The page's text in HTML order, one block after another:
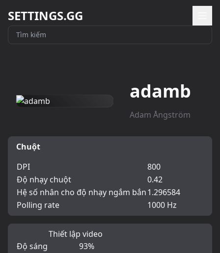
SETTINGS.GG
adamb
Adam Ångström
Chuột
DPI
800
Độ nhạy chuột
0.42
Hệ số nhân cho độ nhạy ngắm bắn1.296584
Polling rate
1000 Hz
Thiết lập video
Độ sáng
93%